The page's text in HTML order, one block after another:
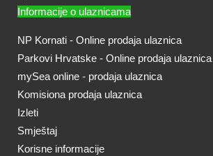
Informacije o ulaznicama
NP Kornati - Online prodaja ulaznica
Parkovi Hrvatske - Online prodaja ulaznica
mySea online - prodaja ulaznica
Komisiona prodaja ulaznica
Izleti
Smještaj
Korisne informacije